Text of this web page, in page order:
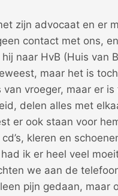
zijn advocaat en er
contact met ons,
naar HvB (Huis van
maar het is
van vroeger, maar er
delen alles met
er ook staan voor
kleren en
ik er heel veel
we aan de
pijn gedaan, maar